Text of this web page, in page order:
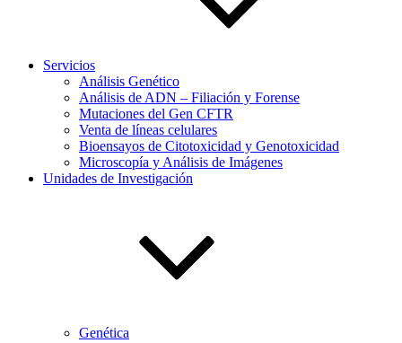
Servicios
Análisis Genético
Análisis de ADN – Filiación y Forense
Mutaciones del Gen CFTR
Venta de líneas celulares
Bioensayos de Citotoxicidad y Genotoxicidad
Microscopía y Análisis de Imágenes
Unidades de Investigación
Genética